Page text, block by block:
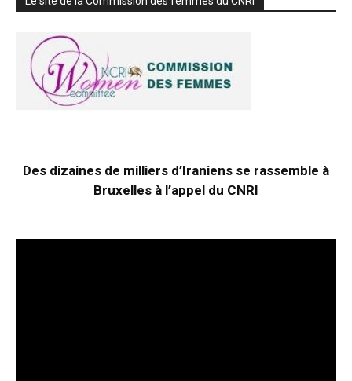
Des dizaines de milliers d’Iraniens se rassemble à
Bruxelles à l’appel du CNRI